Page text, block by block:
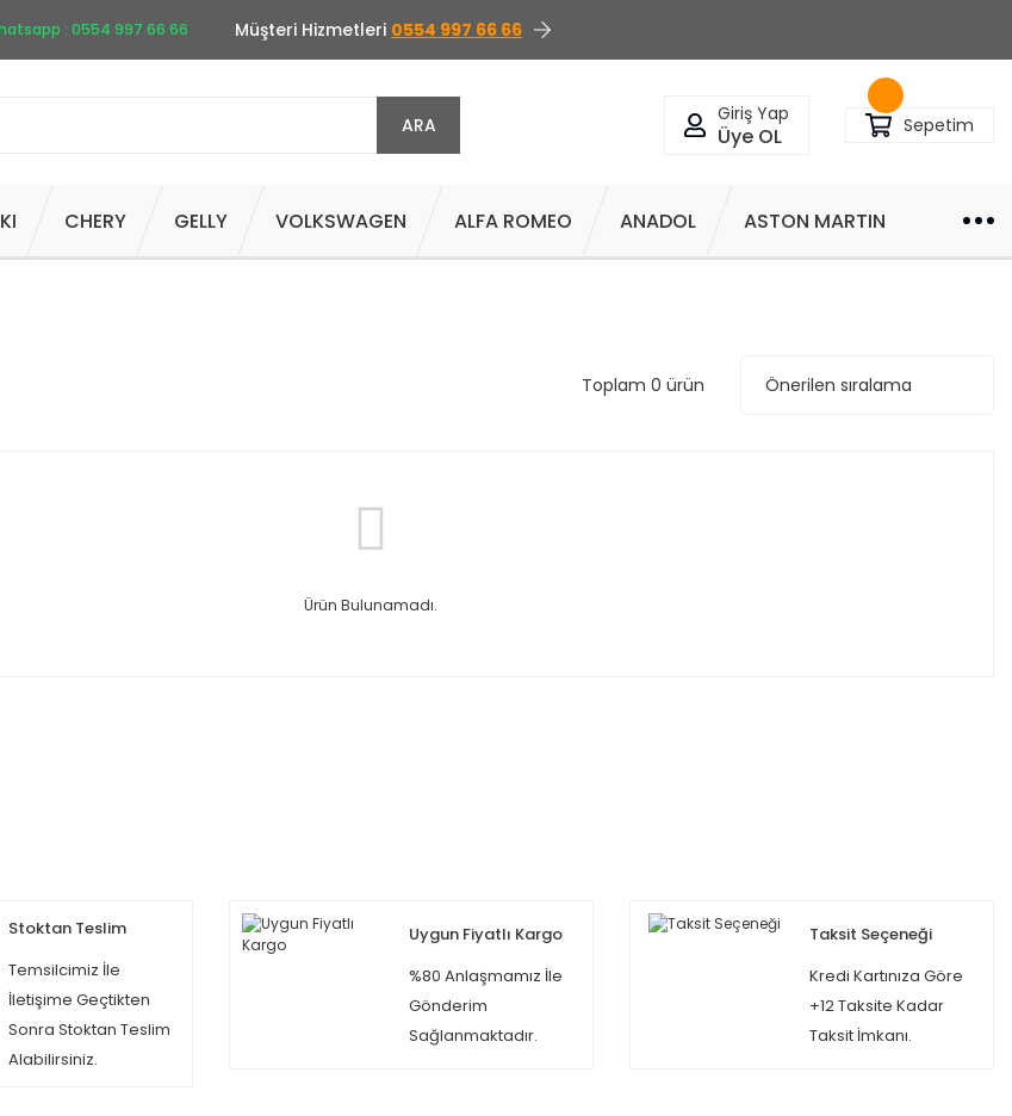
: 0554 997 66 66 Müşteri Hizmetleri 0554 997 66 66
ARA Giriş Yap
Üye OL Sepetim
CHERY GELLY VOLKSWAGEN ALFA ROMEO ANADOL ASTON MARTIN
Toplam 0 ürün
Ürün Bulunamadı.
Stoktan Teslim
Temsilcimiz İle
İletişime Geçtikten
Sonra Stoktan Teslim
Alabilirsiniz.
Uygun Fiyatlı Kargo
%80 Anlaşmamız İle
Gönderim
Sağlanmaktadır.
Taksit Seçeneği
Kredi Kartınıza Göre
+12 Taksite Kadar
Taksit İmkanı.